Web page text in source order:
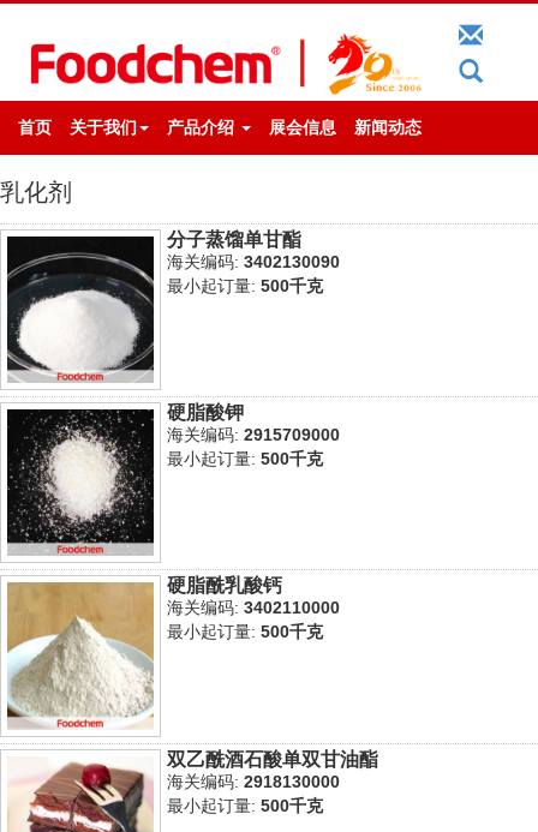
首页 关于我们 产品介绍 展会信息 新闻动态
乳化剂
分子蒸馏单甘酯
海关编码:3402130090
最小起订量:500千克
硬脂酸钾
海关编码:2915709000
最小起订量:500千克
硬脂酰乳酸钙
海关编码:3402110000
最小起订量:500千克
双乙酰酒石酸单双甘油酯
海关编码:2918130000
最小起订量:500千克